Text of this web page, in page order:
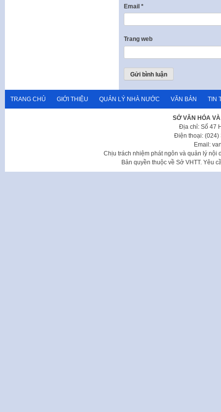
Email *
Trang web
TRANG CHỦ GIỚI THIỆU QUẢN LÝ NHÀ NƯỚC VĂN BẢN TIN
SỞ VĂN HÓA
Địa chỉ: Số 47
Điện thoại: (024)
Email:
Chịu trách nhiệm phát ngôn và quản lý nội
Bản quyền thuộc về Sở VHTT. Yêu